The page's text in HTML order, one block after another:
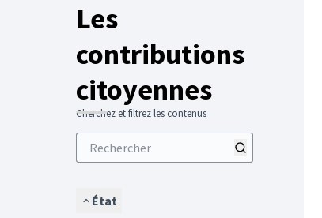
Les
contributions
citoyennes
Cherchez et filtrez les contenus
État